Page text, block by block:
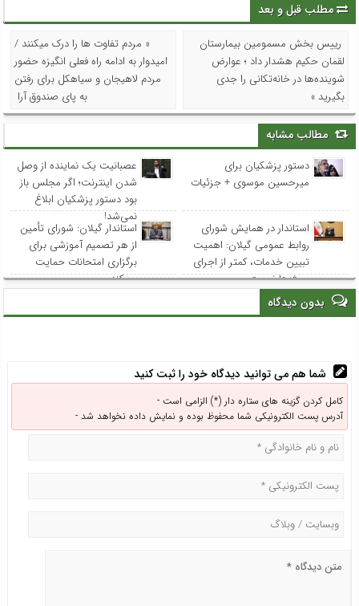
مطلب قبل و بعد
رییس بخش مسمومین بیمارستان
لقمان حکیم هشدار داد ؛ عوارض
شوینده‌ها در خانه‌تکانی را جدی
بگیرید »
« مردم تفاوت ها را درک میکنند /
امیدوار به ادامه راه فعلی انگیزه حضور
مردم لاهیجان و سیاهکل برای رفتن
به پای صندوق آرا
مطالب مشابه
دستور پزشکیان برای
میرحسین موسوی + جزئیات
عصبانیت یک نماینده از وصل
شدن اینترنت؛ اگر مجلس باز
بود دستور پزشکیان ابلاغ
نمی‌شد!
استاندار در همایش شورای
روابط عمومی‌ گیلان: اهمیت
تبیین خدمات، کمتر از اجرای
پروژه‌ها نیست
استاندار گیلان: شورای تأمین
از هر تصمیم آموزشی برای
برگزاری امتحانات حمایت
می‌کند
بدون دیدگاه
شما هم می توانید دیدگاه خود را ثبت کنید
کامل کردن گزینه های ستاره دار (*) الزامی است -
آدرس پست الکترونیکی شما محفوظ بوده و نمایش داده نخواهد شد -